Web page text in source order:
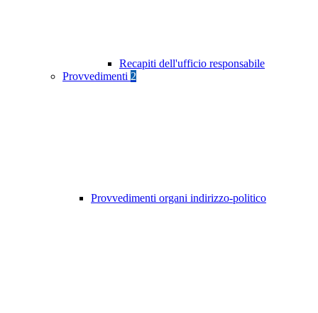
Recapiti dell'ufficio responsabile
Provvedimenti 2
Provvedimenti organi indirizzo-politico